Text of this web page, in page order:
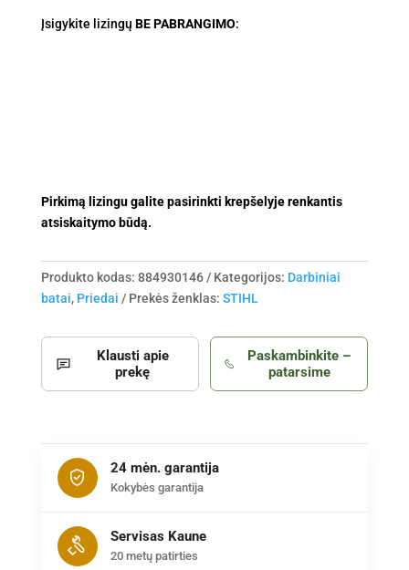
FUNCTION
Įsigykite lizingų BE PABRANGIMO:
Pirkimą lizingu galite pasirinkti krepšelyje renkantis
atsiskaitymo būdą.
Produkto kodas: 884930146 Kategorijos: Darbiniai
batai, Priedai Prekės ženklas: STIHL
Klausti apie
prekę
Paskambinkite –
patarsime
24 mėn. garantija
Kokybės garantija
Servisas Kaune
20 metų patirties